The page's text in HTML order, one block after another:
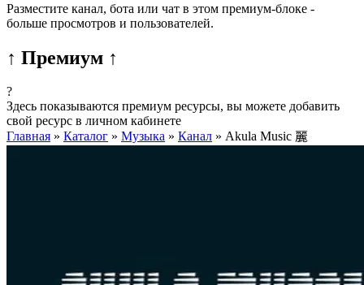
Разместите канал, бота или чат в этом премиум-блоке -
больше просмотров и пользователей.
↑ Премиум ↑
?
Здесь показываются премиум ресурсы, вы можете добавить
свой ресурс в личном кабинете
Главная » Каталог » Музыка » Канал » Akula Music 麗